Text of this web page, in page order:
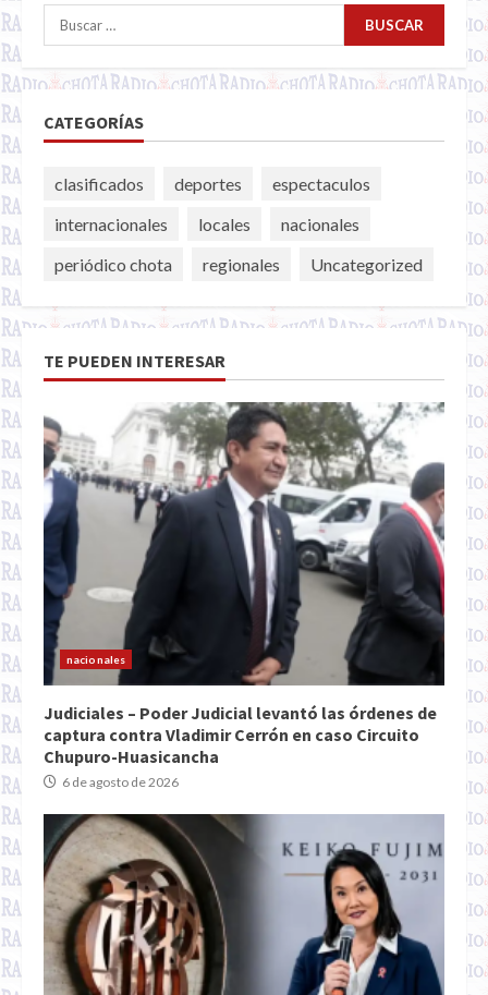
Buscar:
CATEGORÍAS
clasificados deportes
espectaculos
internacionales
locales
nacionales
periódico chota
regionales Uncategorized
TE PUEDEN INTERESAR
nacionales
Judiciales – Poder Judicial levantó las órdenes de
captura contra Vladimir Cerrón en caso Circuito
Chupuro-Huasicancha
6 de agosto de 2026